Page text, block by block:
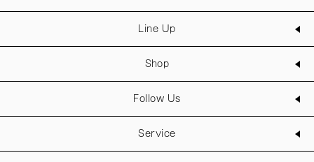
Line Up
Shop
Follow Us
Service